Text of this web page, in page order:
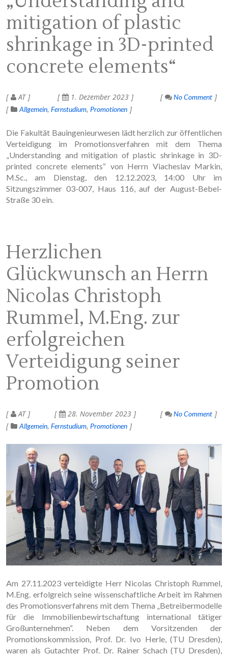
mitigation of plastic
shrinkage in 3D-printed
concrete elements“
AT 1. Dezember 2023
No Comment
Allgemein Fernstudium Promotionen
Die Fakultät Bauingenieurwesen lädt herzlich zur öffentlichen
Verteidigung im Promotionsverfahren mit dem Thema
„Understanding and mitigation of plastic shrinkage in 3D-
printed concrete elements“ von Herrn Viacheslav Markin,
M.Sc., am Dienstag, den 12.12.2023, 14:00 Uhr im
Sitzungszimmer 03-007, Haus 116, auf der August-Bebel-
Straße 30 ein.
Herzlichen
Glückwunsch an Herrn
Nicolas Christoph
Rummel, M.Eng. zur
erfolgreichen
Verteidigung seiner
Promotion
AT 28. November 2023
No Comment
Allgemein Fernstudium Promotionen
Am 27.11.2023 verteidigte Herr Nicolas Christoph Rummel,
M.Eng. erfolgreich seine wissenschaftliche Arbeit im Rahmen
des Promotionsverfahrens mit dem Thema „Betreibermodelle
für die Immobilienbewirtschaftung international tätiger
Großunternehmen“. Neben dem Vorsitzenden der
Promotionskommission, Prof. Dr. Ivo Herle, (TU Dresden),
waren als Gutachter Prof. Dr. Rainer Schach (TU Dresden),